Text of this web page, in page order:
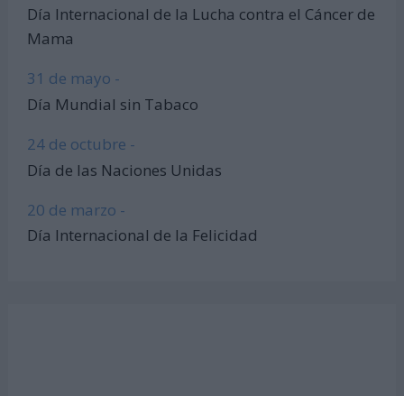
Día Internacional de la Lucha contra el Cáncer de
Mama
31 de mayo -
Día Mundial sin Tabaco
24 de octubre -
Día de las Naciones Unidas
20 de marzo -
Día Internacional de la Felicidad